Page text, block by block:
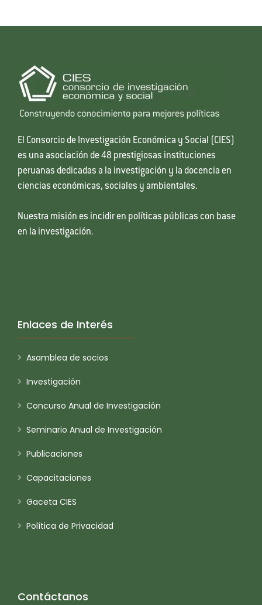
El Consorcio de Investigación Económica y Social (CIES)
es una asociación de 48 prestigiosas instituciones
peruanas dedicadas a la investigación y la docencia en
ciencias económicas, sociales y ambientales.
Nuestra misión es incidir en políticas públicas con base
en la investigación.
Enlaces de Interés
Asamblea de socios
Investigación
Concurso Anual de Investigación
Seminario Anual de Investigación
Publicaciones
Capacitaciones
Gaceta CIES
Política de Privacidad
Contáctanos